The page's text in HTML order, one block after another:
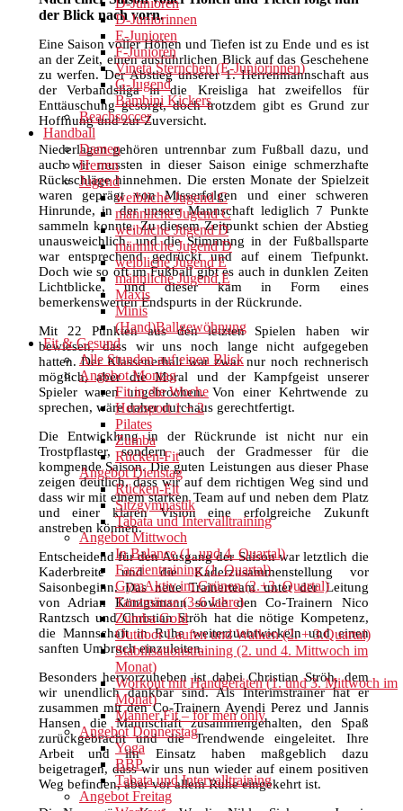
D-Junioren
D-Juniorinnen
E-Junioren
F-Junioren
Vineta Sternchen (E-Juniorinnen)
G-Jugend
Bambini Kickers
Beachsoccer
Handball
Damen
Herren
Jugend
weibliche Jugend C
männliche Jugend C
weibliche Jugend D
männliche Jugend D
weibliche Jugend E
männliche Jugend E
Maxis
Minis
(Hand)Ballgewöhnung
Fit & Gesund
Alle Stunden auf einen Blick
Angebot Montag
Fit in die Woche
Herzsport 1 + 2
Pilates
Zumba
Rücken-Fit
Angebot Dienstag
Rücken-Fit
Sitzgymnastik
Tabata und Intervalltraining
Angebot Mittwoch
In Balance (1. und 4. Quartal)
Faszientraining (1. Quartal)
GymAktiv im Grünen (2.+3. Quartal)
Tanzmäuse (3-6 Jahre)
Zumba Gold
Outdoor Laufen und Walken (2. + 3.Quartal)
Stabilisationstraining (2. und 4. Mittwoch im
Monat)
Workout mit Handgeräten (1. und 3. Mittwoch im
Monat)
Männer Fit – for men only
Angebot Donnerstag
Yoga
BBP
Tabata und Intervalltraining
Angebot Freitag
der Blick nach vorn.
Eine Saison voller Höhen und Tiefen ist zu Ende und es ist
an der Zeit, einen ausführlichen Blick auf das Geschehene
zu werfen. Der Abstieg unserer 1. Herrenmannschaft aus
der Verbandsliga in die Kreisliga hat zweifellos für
Enttäuschung gesorgt, doch trotzdem gibt es Grund zur
Hoffnung und zur Zuversicht.
Niederlagen gehören untrennbar zum Fußball dazu, und
auch wir mussten in dieser Saison einige schmerzhafte
Rückschläge hinnehmen. Die ersten Monate der Spielzeit
waren geprägt von Misserfolgen und einer schweren
Hinrunde, in der unsere Mannschaft lediglich 7 Punkte
sammeln konnte. Zu diesem Zeitpunkt schien der Abstieg
unausweichlich, und die Stimmung in der Fußballsparte
war entsprechend gedrückt und auf einem Tiefpunkt.
Doch wie so oft im Fußball gibt es auch in dunklen Zeiten
Lichtblicke, und dieser kam in Form eines
bemerkenswerten Endspurts in der Rückrunde.
Mit 22 Punkten aus den letzten Spielen haben wir
bewiesen, dass wir uns noch lange nicht aufgegeben
hatten. Der Klassenerhalt war zwar nur noch rechnerisch
möglich, aber die Moral und der Kampfgeist unserer
Spieler waren ungebrochen. Von einer Kehrtwende zu
sprechen, wäre daher durchaus gerechtfertigt.
Die Entwicklung in der Rückrunde ist nicht nur ein
Trostpflaster, sondern auch der Gradmesser für die
kommende Saison. Die guten Leistungen aus dieser Phase
zeigen deutlich, dass wir auf dem richtigen Weg sind und
dass wir mit einem starken Team auf und neben dem Platz
und einer klaren Vision eine erfolgreiche Zukunft
anstreben können.
Entscheidend für den Ausgang der Saison war letztlich die
Kaderbreite und die Kaderzusammenstellung vor
Saisonbeginn. Das neue Trainerteam unter der Leitung
von Adrian Königsmann sowie den Co-Trainern Nico
Rantzsch und Christian Ströh hat die nötige Kompetenz,
die Mannschaft in Ruhe weiterzuentwickeln und einen
sanften Umbruch einzuleiten.
Besonders hervorzuheben ist dabei Christian Ströh, dem
wir unendlich dankbar sind. Als Interimstrainer hat er
zusammen mit den Co-Trainern Ayendi Perez und Jannis
Hansen die Mannschaft zusammengehalten, den Spaß
zurückgebracht und die Trendwende eingeleitet. Ihre
Arbeit und ihr Einsatz haben maßgeblich dazu
beigetragen, dass wir uns nun wieder auf einem positiven
Weg befinden, aber vor allem Ruhe eingekehrt ist.